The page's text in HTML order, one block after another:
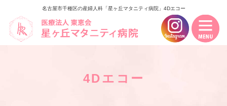
名古屋市千種区の産婦人科「星ヶ丘マタニティ病院」4Dエコー
4Dエコー